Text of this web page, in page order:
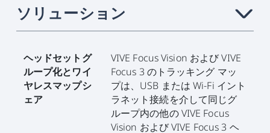
ソリューション ›
ヘッドセットグ
ループ化とワイ
ヤレスマップシ
ェア
VIVE Focus Vision および VIVE
Focus 3 のトラッキング マッ
プは、USB または Wi-Fi イント
ラネット接続を介して同じグ
ループ内の他の VIVE Focus
Vision および VIVE Focus 3 ヘ